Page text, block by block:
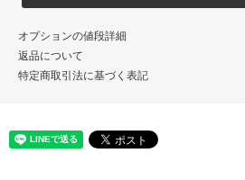
オプションの値段詳細
返品について
特定商取引法に基づく表記